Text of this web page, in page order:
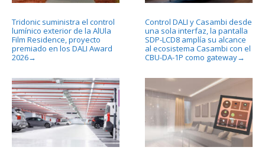
Tridonic suministra el control
lumínico exterior de la AlUla
Film Residence, proyecto
premiado en los DALI Award
2026→
Control DALI y Casambi desde
una sola interfaz, la pantalla
SDP-LCD8 amplía su alcance
al ecosistema Casambi con el
CBU-DA-1P como gateway→